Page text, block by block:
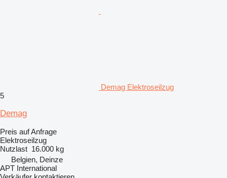
Demag Elektroseilzug
5
Demag
Preis auf Anfrage
Elektroseilzug
Nutzlast 16.000 kg
Belgien, Deinze
APT International